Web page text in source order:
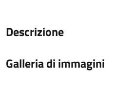
Descrizione
Galleria di immagini